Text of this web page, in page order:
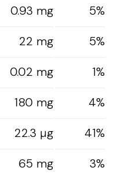
0.93 mg
5%
22 mg
5%
0.02 mg
1%
180 mg
4%
22.3 µg
41%
65 mg 3%